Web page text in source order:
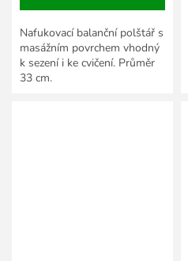
Nafukovací balanční polštář s
masážním povrchem vhodný
k sezení i ke cvičení. Průměr
33 cm.